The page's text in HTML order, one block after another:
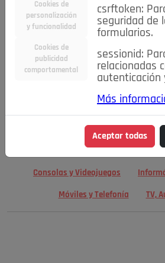
TODAS Deporte Bicicletas
Niños y Bebés Inmobiliaria
Moda Accesorios
Motor y Accesorios
Cine, Libros y Música
Consolas y Videojuegos
Móviles y Telefonía TV,
Cookies de
personalización
y funcionalidad
Cookies de
publicidad
comportamental
csrftoken:
seguridad de
formularios.
sessionid:
relacionadas
autenticación
Más
Aceptar todas